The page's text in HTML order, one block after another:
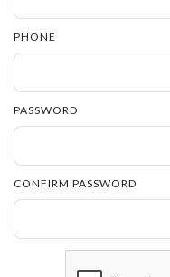
PHONE
PASSWORD
CONFIRM PASSWORD